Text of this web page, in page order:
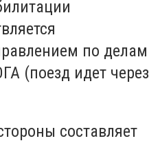
по делам
(поезд идет через
составляет